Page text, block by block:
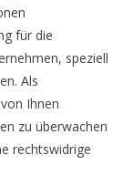
für die
speziell
Als
Ihnen
zu überwachen
rechtswidrige